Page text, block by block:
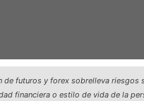
de futuros y forex sobrelleva riesgos
financiera o estilo de vida de la